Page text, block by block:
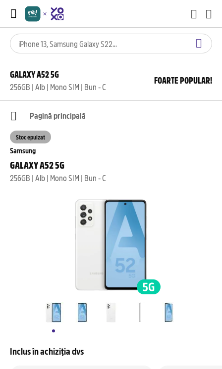
GALAXY A52 5G
256GB | Alb | Mono SIM | Bun - C
FOARTE POPULAR!
Pagină principală
Samsung
GALAXY A52 5G
256GB | Alb | Mono SIM | Bun - C
Stoc epuizat
Inclus în achiziția dvs